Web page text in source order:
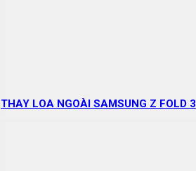
THAY LOA NGOÀI SAMSUNG Z FOLD 3